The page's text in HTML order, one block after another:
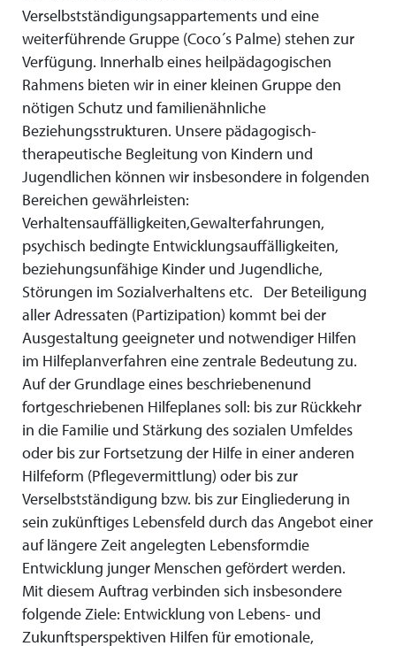
Verselbstständigungsappartements und eine
weiterführende Gruppe (Coco´s Palme) stehen zur
Verfügung. Innerhalb eines heilpädagogischen
Rahmens bieten wir in einer kleinen Gruppe den
nötigen Schutz und familienähnliche
Beziehungsstrukturen. Unsere pädagogisch-
therapeutische Begleitung von Kindern und
Jugendlichen können wir insbesondere in folgenden
Bereichen gewährleisten:
Verhaltensauffälligkeiten,Gewalterfahrungen,
psychisch bedingte Entwicklungsauffälligkeiten,
beziehungsunfähige Kinder und Jugendliche,
Störungen im Sozialverhaltens etc. Der Beteiligung
aller Adressaten (Partizipation) kommt bei der
Ausgestaltung geeigneter und notwendiger Hilfen
im Hilfeplanverfahren eine zentrale Bedeutung zu.
Auf der Grundlage eines beschriebenenund
fortgeschriebenen Hilfeplanes soll: bis zur Rückkehr
in die Familie und Stärkung des sozialen Umfeldes
oder bis zur Fortsetzung der Hilfe in einer anderen
Hilfeform (Pflegevermittlung) oder bis zur
Verselbstständigung bzw. bis zur Eingliederung in
sein zukünftiges Lebensfeld durch das Angebot einer
auf längere Zeit angelegten Lebensformdie
Entwicklung junger Menschen gefördert werden.
Mit diesem Auftrag verbinden sich insbesondere
folgende Ziele: Entwicklung von Lebens- und
Zukunftsperspektiven Hilfen für emotionale,